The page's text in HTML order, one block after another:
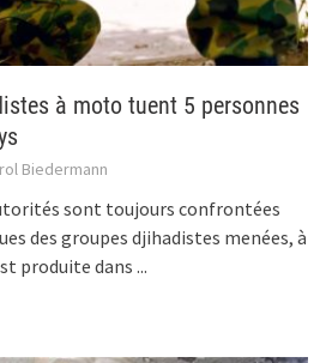
à moto tuent 5 personnes
Biedermann
sont toujours confrontées
des groupes djihadistes menées, à
produite dans ...